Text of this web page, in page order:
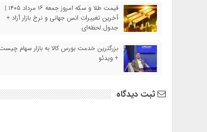
قیمت طلا و سکه امروز جمعه ۱۶ مرداد ۱۴۰۵ |
آخرین تغییرات انس جهانی و نرخ بازار آزاد +
جدول لحظه‌ای
بزرگترین خدمت بورس کالا به بازار سهام
+ ویدئو
ثبت دیدگاه